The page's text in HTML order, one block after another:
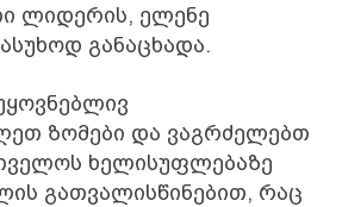
ლიდერის, ელენე
განაცხადა.
ზომები და ვაგრძელებთ
ხელისუფლებაზე
გათვალისწინებით, რაც